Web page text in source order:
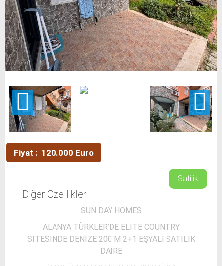
Fiyat : 120.000 Euro
Satilik
Diğer Özellikler
SUN DAY HOMES
ALANYA TÜRKLER’DE ELITE COUNTRY
SİTESİNDE DENİZE 200 M 2+1 EŞYALI SATILIK
DAİRE